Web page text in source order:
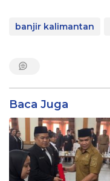
banjir kalimantan
Baca Juga